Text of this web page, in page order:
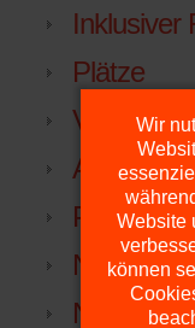
Inklusiver
Plätze
Vorstand
Anfahrt
Platzdienst
NTV
Wir
Website
können